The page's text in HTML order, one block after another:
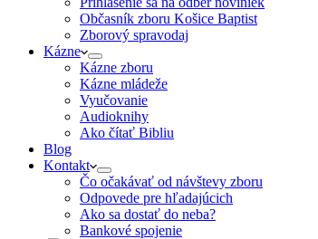
Občasník zboru Košice Baptist
Zborový spravodaj
Kázne
Kázne zboru
Kázne mládeže
Vyučovanie
Audioknihy
Ako čítať Bibliu
Blog
Kontakt
Čo očakávať od návštevy zboru
Odpovede pre hľadajúcich
Ako sa dostať do neba?
Bankové spojenie